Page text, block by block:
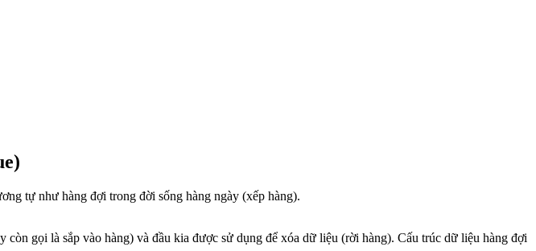
tự như hàng đợi trong đời sống hàng ngày (xếp hàng).
gọi là sắp vào hàng) và đầu kia được sử dụng để xóa dữ liệu (rời hàng). Cấu trúc dữ liệu hàng đợi